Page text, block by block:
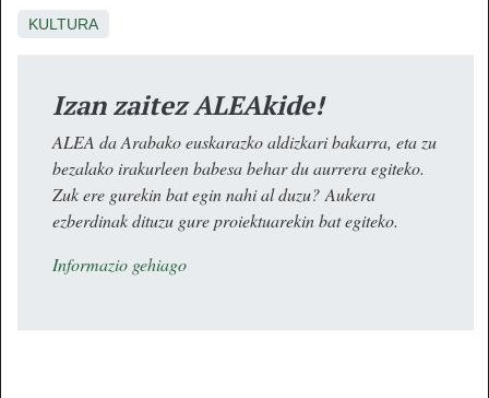
KULTURA
Izan zaitez ALEAkide!
ALEA da Arabako euskarazko aldizkari bakarra, eta zu
bezalako irakurleen babesa behar du aurrera egiteko.
Zuk ere gurekin bat egin nahi al duzu? Aukera
ezberdinak dituzu gure proiektuarekin bat egiteko.
Informazio gehiago